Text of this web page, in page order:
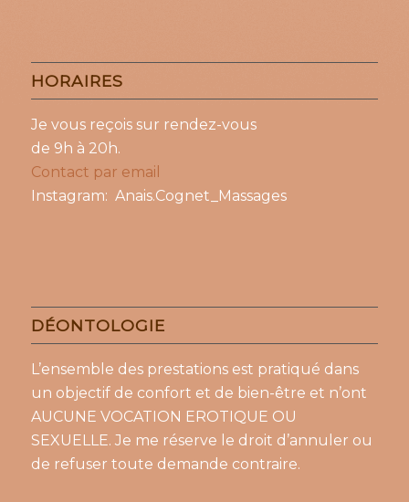
HORAIRES
Je vous reçois sur rendez-vous
de 9h à 20h.
Contact par email
Instagram: Anais.Cognet_Massages
DÉONTOLOGIE
L’ensemble des prestations est pratiqué dans
un objectif de confort et de bien-être et n’ont
AUCUNE VOCATION EROTIQUE OU
SEXUELLE. Je me réserve le droit d’annuler ou
de refuser toute demande contraire.